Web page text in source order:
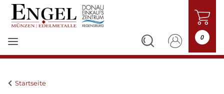
0
Startseite